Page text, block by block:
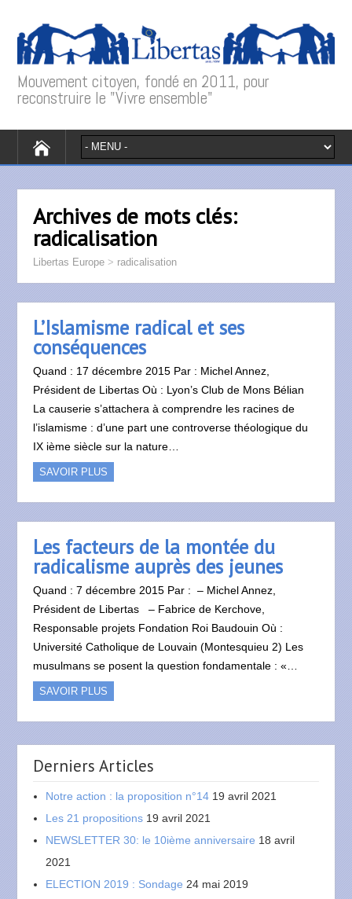
Mouvement citoyen, fondé en 2011, pour
reconstruire le "Vivre ensemble"
Archives de mots clés:
radicalisation
Libertas Europe > radicalisation
L’Islamisme radical et ses
conséquences
Quand : 17 décembre 2015 Par : Michel Annez,
Président de Libertas Où : Lyon’s Club de Mons Bélian
La causerie s’attachera à comprendre les racines de
l’islamisme : d’une part une controverse théologique du
IX ième siècle sur la nature…
SAVOIR PLUS
Les facteurs de la montée du
radicalisme auprès des jeunes
Quand : 7 décembre 2015 Par : – Michel Annez,
Président de Libertas – Fabrice de Kerchove,
Responsable projets Fondation Roi Baudouin Où :
Université Catholique de Louvain (Montesquieu 2) Les
musulmans se posent la question fondamentale : «…
SAVOIR PLUS
Derniers Articles
Notre action : la proposition n°14 19 avril 2021
Les 21 propositions 19 avril 2021
NEWSLETTER 30: le 10ième anniversaire 18 avril
2021
ELECTION 2019 : Sondage 24 mai 2019